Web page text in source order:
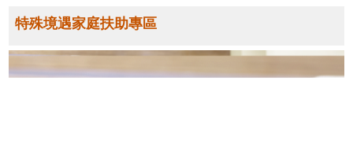
特殊境遇家庭扶助專區